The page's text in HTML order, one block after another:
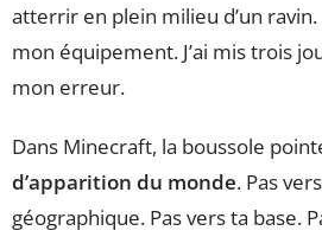
atterrir en plein milieu d’un
mon équipement. J’ai mis trois
mon erreur.
Dans Minecraft, la boussole
d’apparition du monde. Pas
géographique. Pas vers ta base.